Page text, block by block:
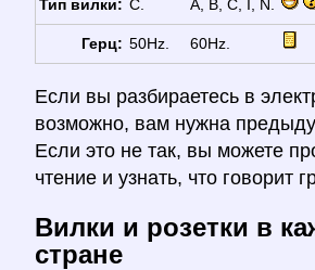
Тип вилки: C. A, B, C, I, N.
Герц: 50Hz. 60Hz.
Если вы разбираетесь в
возможно, вам нужна
Если это не так, вы можете
чтение и узнать, что говорит
Вилки и розетки в
стране